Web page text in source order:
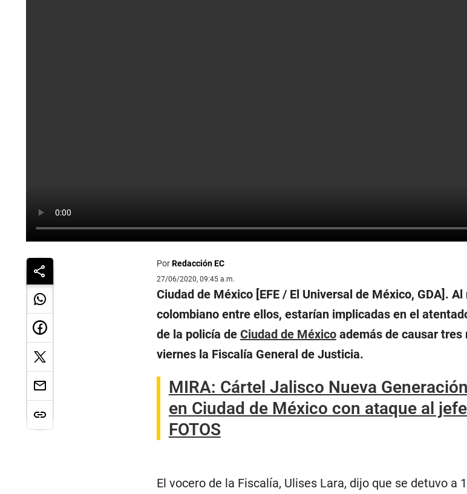
PorRedacción EC
27/06/2020, 09:45 a.m.
Ciudad de México [EFE / El Universal de México, GDA].
colombiano entre ellos, estarían implicadas en el
de la policía de Ciudad de Méxicoademás de causar tres
viernes la Fiscalía General de Justicia.
MIRA: Cártel Jalisco Nueva
en Ciudad de México con ataque al
FOTOS
El vocero de la Fiscalía, Ulises Lara, dijo que se detuvo a